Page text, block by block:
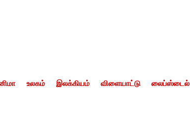
உலகம் இலக்கியம் விளையாட்டு லைப்ஸ்டைல்